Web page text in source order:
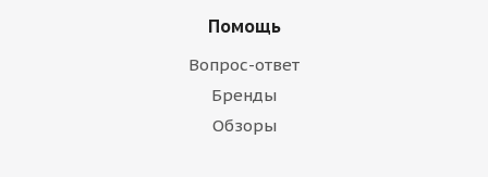
Помощь
Вопрос-ответ
Бренды
Обзоры